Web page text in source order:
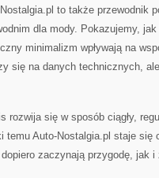
to także przewodnik
dla mody. Pokazujemy,
minimalizm wpływają na
się na danych technicznych,
rozwija się w sposób ciągły,
temu Auto-Nostalgia.pl staje się
dopiero zaczynają przygodę, jak